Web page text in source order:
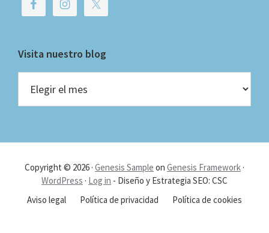
Visita nuestro blog
nuestro
Copyright © 2026 · Genesis Sample on Genesis Framework ·
WordPress · Log in - Diseño y Estrategia SEO: CSC
Aviso legal
Política de privacidad Política de cookies